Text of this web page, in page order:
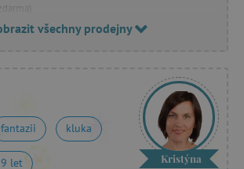
všechny prodejny
fantazii kluka
let Kristýna